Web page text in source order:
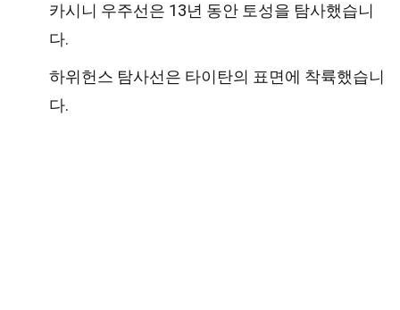
카시니 우주선은 13년 동안 토성을 탐사했습니
다.
하위헌스 탐사선은 타이탄의 표면에 착륙했습니
다.